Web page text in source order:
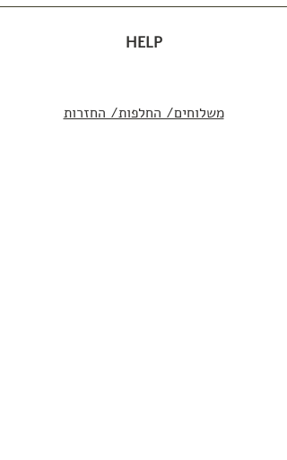
HELP
משלוחים/ החלפות/ החזרות